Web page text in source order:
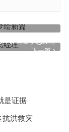
下一篇
本新晋董事总经理
是证据
抗洪救灾